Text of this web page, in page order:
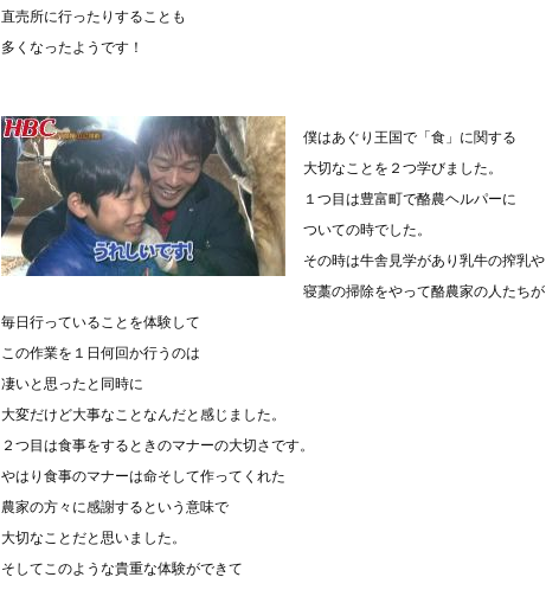
直売所に行ったりすることも
多くなったようです！
僕はあぐり王国で「食」に関する
大切なことを２つ学びました。
１つ目は豊富町で酪農ヘルパーに
ついての時でした。
その時は牛舎見学があり乳牛の搾乳や
寝藁の掃除をやって酪農家の人たちが
毎日行っていることを体験して
この作業を１日何回か行うのは
凄いと思ったと同時に
大変だけど大事なことなんだと感じました。
２つ目は食事をするときのマナーの大切さです。
やはり食事のマナーは命そして作ってくれた
農家の方々に感謝するという意味で
大切なことだと思いました。
そしてこのような貴重な体験ができて